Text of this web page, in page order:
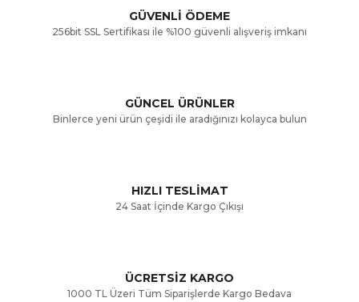
Ürün resmi kalitesiz, bozuk veya görüntülenemiyor.
Ürün bilgilerinde hatalar bulunuyor.
Gönder
GÜVENLİ ÖDEME
256bit SSL Sertifikası ile %100 güvenli alışveriş imkanı
GÜNCEL ÜRÜNLER
Binlerce yeni ürün çeşidi ile aradığınızı kolayca bulun
HIZLI TESLİMAT
24 Saat İçinde Kargo Çıkışı
ÜCRETSİZ KARGO
1000 TL Üzeri Tüm Siparişlerde Kargo Bedava